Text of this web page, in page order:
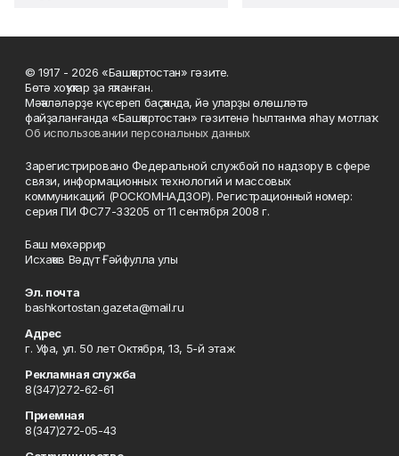
© 1917 - 2026 «Башҡортостан» гәзите.
Бөтә хоҡуҡтар ҙа яҡланған.
Мәҡәләләрҙе күсереп баҫҡанда, йә уларҙы өлөшләтә
файҙаланғанда «Башҡортостан» гәзитенә һылтанма яһау мотлаҡ.
Об использовании персональных данных
Зарегистрировано Федеральной службой по надзору в сфере
связи, информационных технологий и массовых
коммуникаций (РОСКОМНАДЗОР). Регистрационный номер:
серия ПИ ФС77-33205 от 11 сентября 2008 г.
Баш мөхәррир
Исхаҡов Вәдүт Ғәйфулла улы
Эл. почта
bashkortostan.gazeta@mail.ru
Адрес
г. Уфа, ул. 50 лет Октября, 13, 5-й этаж
Рекламная служба
8(347)272-62-61
Приемная
8(347)272-05-43